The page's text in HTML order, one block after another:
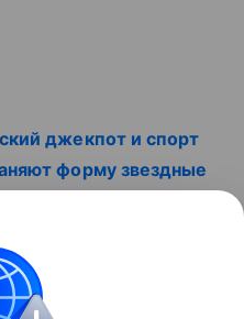
джекпот и спорт
форму звездные